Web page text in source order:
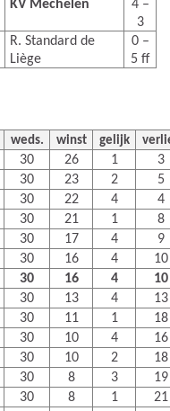
KV Mechelen
4 –
3
R. Standard de
Liège
0 –
5 ff
weds. winst gelijk
30 26 1 3
30 23 2 5
30 22 4 4
30 21 1 8
30 17 4 9
30 16 4 10
30 16 4 10
30 13 4 13
30 11 1 18
30 10 4 16
30 10 2 18
30 8 3 19
30 8 1
21